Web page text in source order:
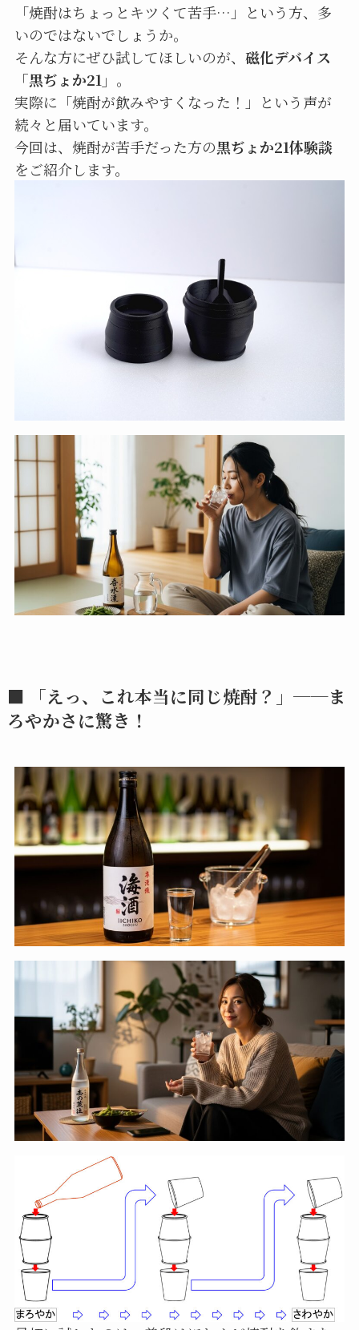
「焼酎はちょっとキツくて苦手…」という方、多
いのではないでしょうか。
そんな方にぜひ試してほしいのが、 磁化デバイス
「黒ぢょか21」 。
実際に「焼酎が飲みやすくなった！」という声が
続々と届いています。
今回は、焼酎が苦手だった方の黒ぢょか21体験談
をご紹介します。
■ 「えっ、これ本当に同じ焼酎？」──ま
ろやかさに驚き！